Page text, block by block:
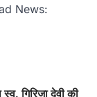
News:
गिरिजा देवी की